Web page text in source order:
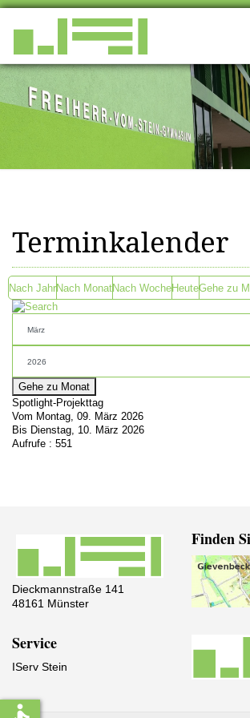
Terminkalender
Nach JahrNach MonatNach WocheHeuteGehe zu
Gehe zu Monat
Spotlight-Projekttag
Vom Montag, 09. März 2026
Bis Dienstag, 10. März 2026
Aufrufe : 551
Dieckmannstraße 141
48161 Münster
Finden
Service
IServ Stein